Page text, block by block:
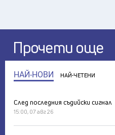
Прочети още
НАЙ-НОВИ НАЙ-ЧЕТЕНИ
След последния съдийски сигнал
15:00, 07 авг 26